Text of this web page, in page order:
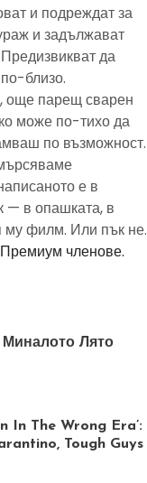
и подреждат за
и задължават
да
близо.
още парещ сварен
може по-тихо да
по възможност.
е в
— в опашката, в
му филм. Или пък не.
членове.
Лято
In The Wrong Era’:
Tough Guys